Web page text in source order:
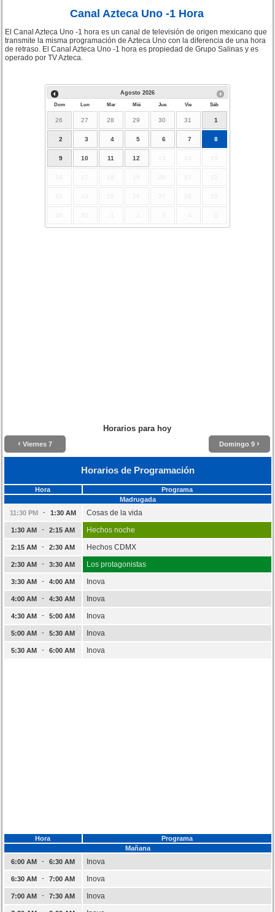
Canal Azteca Uno -1 Hora
El Canal Azteca Uno -1 hora es un canal de televisión de origen mexicano que
transmite la misma programación de Azteca Uno con la diferencia de una hora
de retraso. El Canal Azteca Uno -1 hora es propiedad de Grupo Salinas y es
operado por TV Azteca.
Agosto 2026
Dom Lun Mar Mié Jue Vie Sáb
26 27 28 29 30 31 1
2 3 4 5 6 7 8
9 10 11 12
Horarios para hoy
‹ Viernes 7 Domingo 9 ›
Horarios de Programación
Hora
Programa
Madrugada
11:30 PM
- 1:30 AM Cosas de la vida
1:30 AM - 2:15 AM Hechos noche
2:15 AM - 2:30 AM Hechos CDMX
2:30 AM - 3:30 AM Los protagonistas
3:30 AM - 4:00 AM Inova
4:00 AM - 4:30 AM Inova
4:30 AM - 5:00 AM Inova
5:00 AM - 5:30 AM Inova
5:30 AM - 6:00 AM Inova
Hora
Programa
Mañana
6:00 AM
- 6:30 AM Inova
6:30 AM - 7:00 AM Inova
7:00 AM - 7:30 AM Inova